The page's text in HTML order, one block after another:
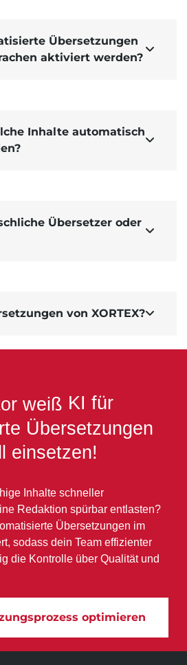
Übersetzungen
aktiviert werden?

Inhalte automatisch

Übersetzer oder

von XORTEX?
KI für
Übersetzungen
einsetzen!
Inhalte schneller
Redaktion spürbar entlasten?
Übersetzungen im
sodass dein Team effizienter
die Kontrolle über Qualität und
optimieren